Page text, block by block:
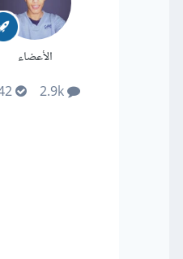
الأعضاء
2.9k
442